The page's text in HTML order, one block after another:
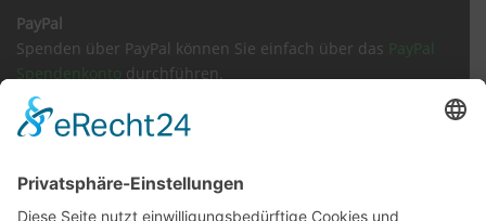
PayPal
Spenden über PayPal können Sie einfach über das PayPal
Spendenkonto durchführen.
Sachspenden